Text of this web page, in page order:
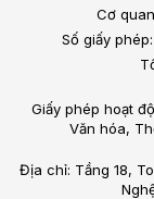
Cơ
Số giấy
Giấy phép hoạt
Văn hóa,
Địa chỉ: Tầng 18,